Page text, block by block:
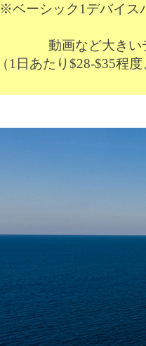
※ベーシック1デバイス
動画など大き
（1日あたり$28-$35程